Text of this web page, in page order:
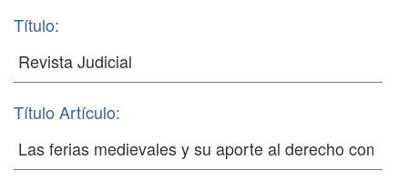
Título:
Título Artículo: